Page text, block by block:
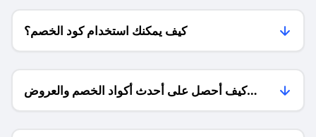
كيف يمكنك استخدام كود الخصم؟
كيف أحصل على أحدث أكواد الخصم والعروض
للمتاجر؟